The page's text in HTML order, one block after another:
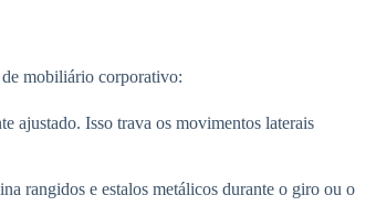
de mobiliário corporativo:
ajustado. Isso trava os movimentos laterais
rangidos e estalos metálicos durante o giro ou o